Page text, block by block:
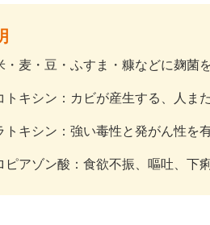
・麦・豆・ふすま・糠などに麹菌
トキシン：カビが産生する、人ま
トキシン：強い毒性と発がん性を
ピアゾン酸：食欲不振、嘔吐、下